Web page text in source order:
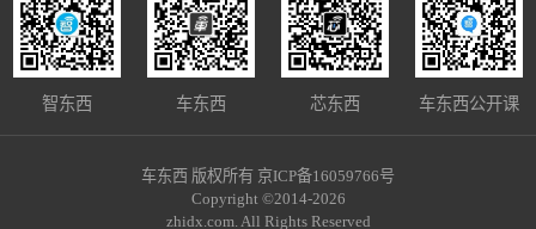
智东西 车东西 芯东西 车东西公开课
车东西 版权所有 京ICP备16059766号
Copyright ©2014-2026
zhidx.com. All Rights Reserved